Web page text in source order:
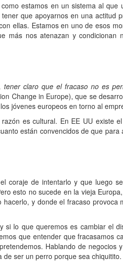
estamos en un sistema al que
que apoyarnos en una actitud
ellas. Estamos en uno de esos
más nos atenazan y condicionan
claro que el fracaso no es
Change in Europe), que se
jóvenes europeos en torno al
es cultural. En EE UU existe
están convencidos de que para
coraje de intentarlo y que luego
esto no sucede en la vieja
y donde el fracaso provoca
si lo que queremos es cambiar el
que entender que fracasamos
Hablando de negocios
ser un perro porque sea chiquitito.